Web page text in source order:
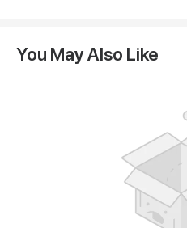
You May Also Like